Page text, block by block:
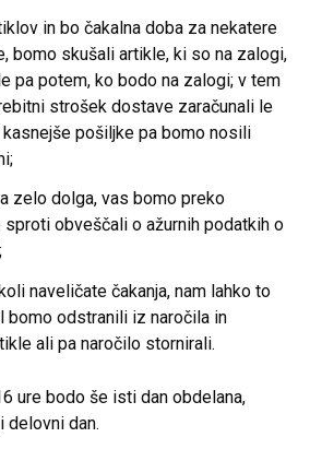
in bo čakalna doba za nekatere
bomo skušali artikle, ki so na zalogi,
pa potem, ko bodo na zalogi; v tem
strošek dostave zaračunali le
pošiljke pa bomo nosili
zelo dolga, vas bomo preko
obveščali o ažurnih podatkih o
naveličate čakanja, nam lahko to
bomo odstranili iz naročila in
ali pa naročilo stornirali.
ure bodo še isti dan obdelana,
delovni dan.